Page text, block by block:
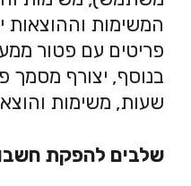
המשימות וההוצאות
פריטים עם פטור
בנוסף, יצורף מסמך
שעות, משימות
שלבים להפקת